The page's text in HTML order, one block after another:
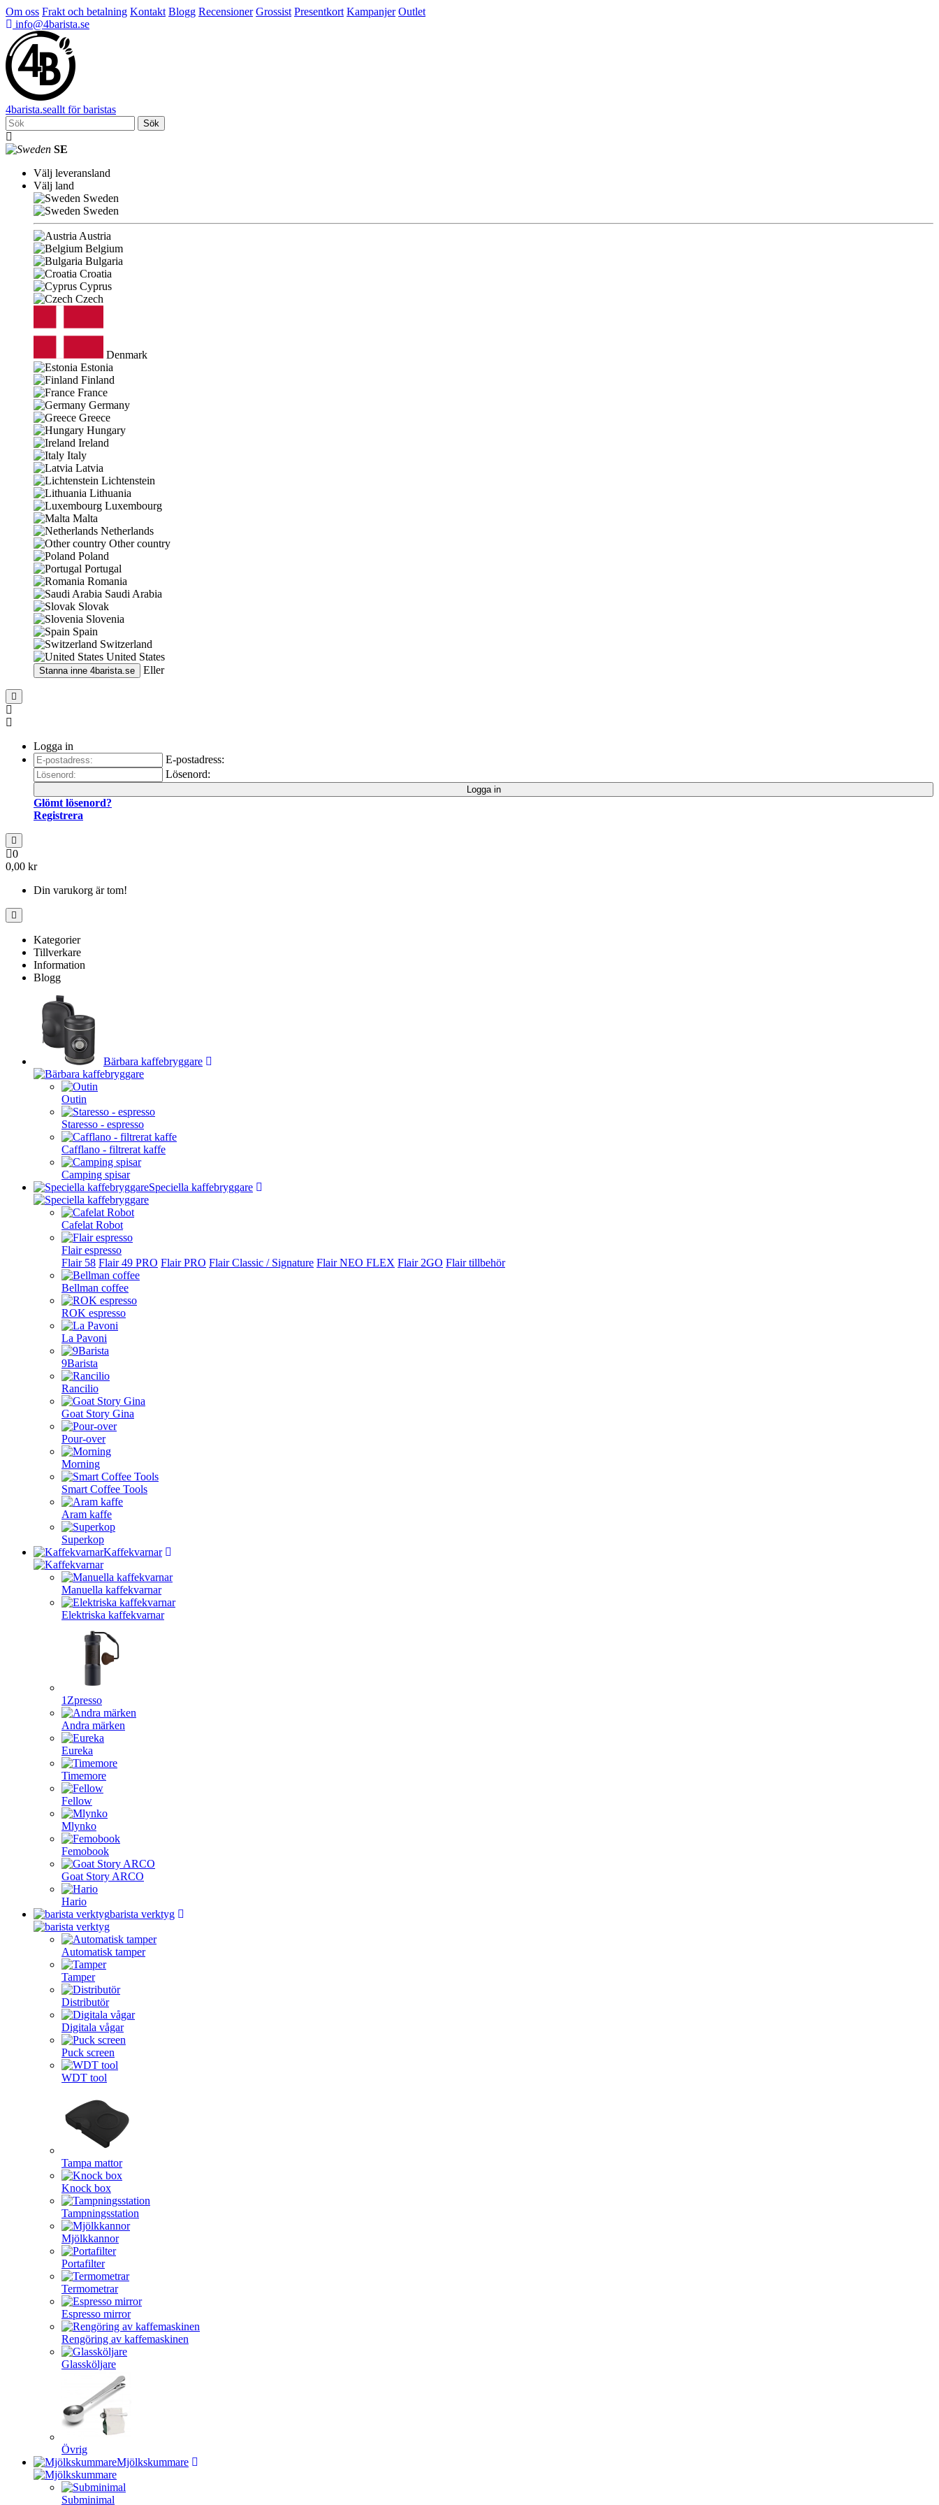
Om oss Frakt och betalning Kontakt Blogg Recensioner Grossist Presentkort Kampanjer Outlet
info@4barista.se
4barista.seallt för baristas
Sök
SE
Välj leveransland
Välj land
Sweden
Sweden
Austria
Belgium
Bulgaria
Croatia
Cyprus
Czech
Denmark
Estonia
Finland
France
Germany
Greece
Hungary
Ireland
Italy
Latvia
Lichtenstein
Lithuania
Luxembourg
Malta
Netherlands
Other country
Poland
Portugal
Romania
Saudi Arabia
Slovak
Slovenia
Spain
Switzerland
United States
Stanna inne 4barista.se Eller
Logga in
E-postadress:
Lösenord:
Logga in
Glömt lösenord?
Registrera
0
0,00 kr
Din varukorg är tom!
Kategorier
Tillverkare
Information
Blogg
Bärbara kaffebryggare
Outin
Staresso - espresso
Cafflano - filtrerat kaffe
Camping spisar
Speciella kaffebryggare
Cafelat Robot
Flair espresso
Flair 58 Flair 49 PRO Flair PRO Flair Classic / Signature Flair NEO FLEX Flair 2GO Flair tillbehör
Bellman coffee
ROK espresso
La Pavoni
9Barista
Rancilio
Goat Story Gina
Pour-over
Morning
Smart Coffee Tools
Aram kaffe
Superkop
Kaffekvarnar
Manuella kaffekvarnar
Elektriska kaffekvarnar
1Zpresso
Andra märken
Eureka
Timemore
Fellow
Mlynko
Femobook
Goat Story ARCO
Hario
barista verktyg
Automatisk tamper
Tamper
Distributör
Digitala vågar
Puck screen
WDT tool
Tampa mattor
Knock box
Tampningsstation
Mjölkkannor
Portafilter
Termometrar
Espresso mirror
Rengöring av kaffemaskinen
Glassköljare
Övrig
Mjölkskummare
Subminimal